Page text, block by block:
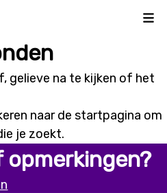
gelieve na te kijken of het
naar de startpagina om
je zoekt.
opmerkingen?